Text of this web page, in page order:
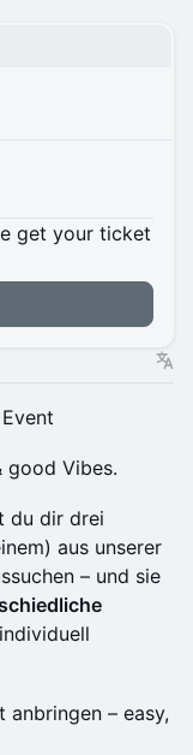
get your ticket
good Vibes.
du dir drei
aus unserer
– und sie
– easy,